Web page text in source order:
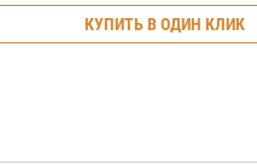
КУПИТЬ В ОДИН КЛИК